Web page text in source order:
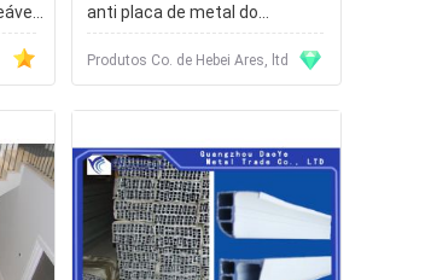
anti placa de metal do
assoalho perfurado do patim
Produtos Co. de Hebei Ares, ltd